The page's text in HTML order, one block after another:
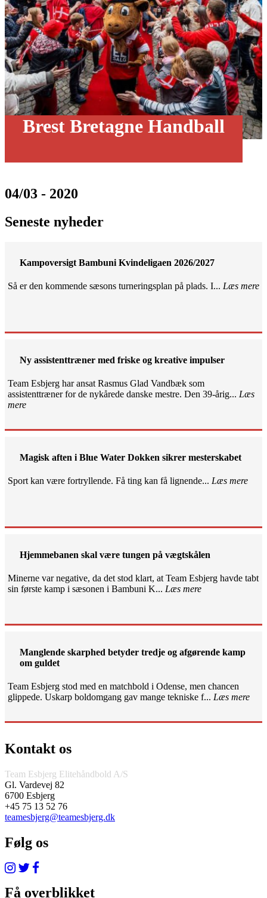
Brest Bretagne Handball
04/03 - 2020
Seneste nyheder
Kampoversigt Bambuni Kvindeligaen 2026/2027
Så er den kommende sæsons turneringsplan på plads. I... Læs mere
Ny assistenttræner med friske og kreative impulser
Team Esbjerg har ansat Rasmus Glad Vandbæk som
assistenttræner for de nykårede danske mestre. Den 39-årig... Læs
mere
Magisk aften i Blue Water Dokken sikrer mesterskabet
Sport kan være fortryllende. Få ting kan få lignende... Læs mere
Hjemmebanen skal være tungen på vægtskålen
Minerne var negative, da det stod klart, at Team Esbjerg havde tabt
sin første kamp i sæsonen i Bambuni K... Læs mere
Manglende skarphed betyder tredje og afgørende kamp
om guldet
Team Esbjerg stod med en matchbold i Odense, men chancen
glippede. Uskarp boldomgang gav mange tekniske f... Læs mere
Kontakt os
Team Esbjerg Elitehåndbold A/S
Gl. Vardevej 82
6700 Esbjerg
+45 75 13 52 76
teamesbjerg@teamesbjerg.dk
Følg os
Få overblikket